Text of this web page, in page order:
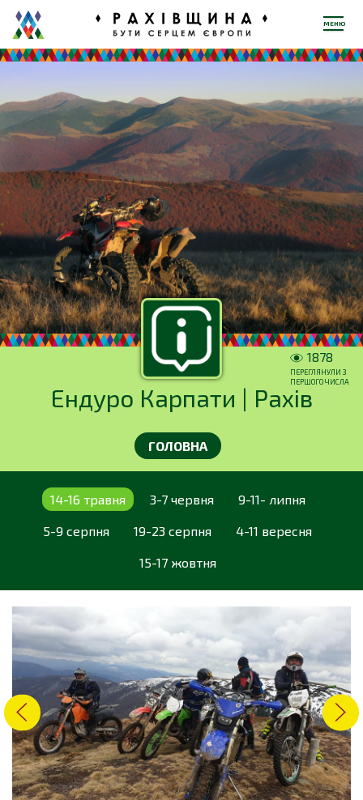
МЕНЮ
Ендуро Карпати | Рахів
1878
ПЕРЕГЛЯНУЛИ З
ПЕРШОГО ЧИСЛА
ГОЛОВНА
14-16 травня 3-7 червня 9-11- липня
5-9 серпня 19-23 серпня 4-11 вересня
15-17 жовтня